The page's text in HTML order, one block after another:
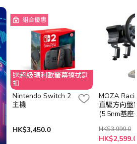
組合優惠
送超級瑪利歐螢幕擦拭匙
扣
Nintendo Switch 2
主機
HK$3,450.0
MOZA
直驅方向盤
(5.5nm基座
+桌面夾)
HK$3,999.0
HK$2,599.0